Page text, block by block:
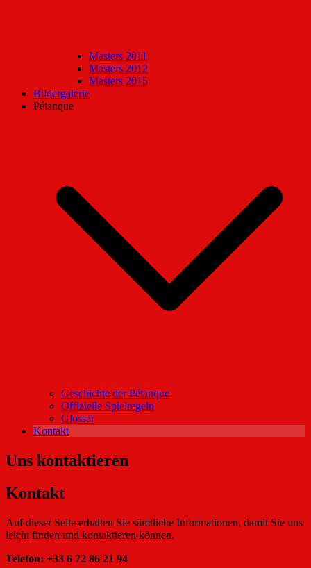
Masters 2011
Masters 2012
Masters 2015
Bildergalerie
Pétanque
Geschichte der Pétanque
Offizielle Spielregeln
Glossar
Kontakt
Uns kontaktieren
Kontakt
Auf dieser Seite erhalten Sie sämtliche Informationen, damit Sie uns
leicht finden und kontaktieren können.
Telefon: +33 6 72 86 21 94